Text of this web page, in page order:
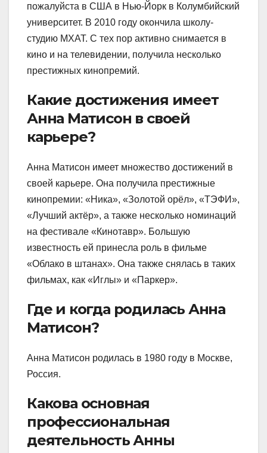
пожалуйста в США в Нью-Йорк в Колумбийский
университет. В 2010 году окончила школу-
студию МХАТ. С тех пор активно снимается в
кино и на телевидении, получила несколько
престижных кинопремий.
Какие достижения имеет
Анна Матисон в своей
карьере?
Анна Матисон имеет множество достижений в
своей карьере. Она получила престижные
кинопремии: «Ника», «Золотой орёл», «ТЭФИ»,
«Лучший актёр», а также несколько номинаций
на фестивале «Кинотавр». Большую
известность ей принесла роль в фильме
«Облако в штанах». Она также снялась в таких
фильмах, как «Иглы» и «Паркер».
Где и когда родилась Анна
Матисон?
Анна Матисон родилась в 1980 году в Москве,
Россия.
Какова основная
профессиональная
деятельность Анны